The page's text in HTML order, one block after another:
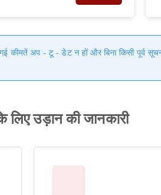
कीमतें अप - टू - डेट न हों और बिना किसी पूर्व
उड़ान की जानकारी